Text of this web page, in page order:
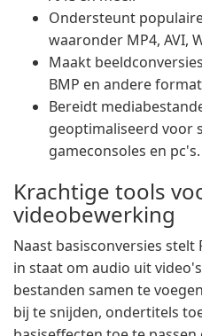
Ondersteunt
waaronder MP4, AVI,
Maakt
BMP en andere
Bereidt
geoptimaliseerd voor
gameconsoles en pc's.
Krachtige tools
videobewerking
Naast basisconversies
in staat om audio uit
bestanden samen te
bij te snijden, ondertitels